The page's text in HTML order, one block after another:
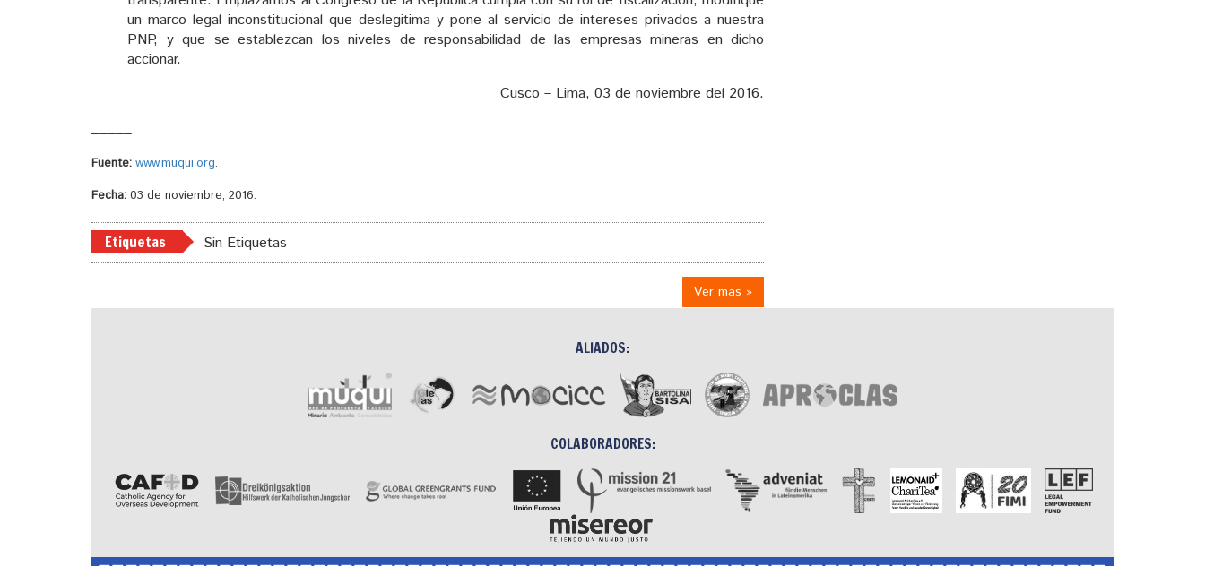
un marco legal inconstitucional que deslegitima y pone al servicio de intereses privados a nuestra
PNP, y que se establezcan los niveles de responsabilidad de las empresas mineras en dicho
accionar.
Cusco – Lima, 03 de noviembre del 2016.
Fuente: www.muqui.org.
Fecha: 03 de noviembre, 2016.
Etiquetas Sin Etiquetas
Ver mas »
ALIADOS:
COLABORADORES: